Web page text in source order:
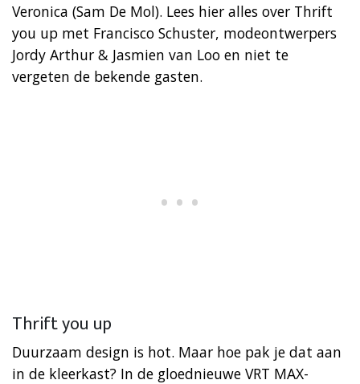
Veronica (Sam De Mol). Lees hier alles over Thrift
you up met Francisco Schuster, modeontwerpers
Jordy Arthur & Jasmien van Loo en niet te
vergeten de bekende gasten.
Thrift you up
Duurzaam design is hot. Maar hoe pak je dat aan
in de kleerkast? In de gloednieuwe VRT MAX-